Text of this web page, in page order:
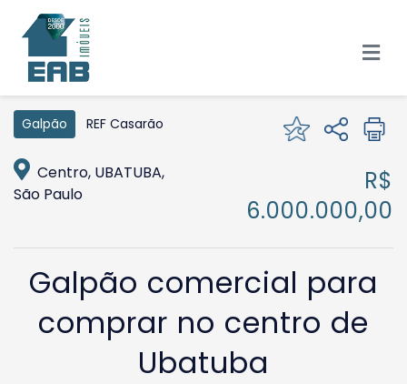
Galpão REF Casarão
Centro, UBATUBA,
São Paulo
R$
6.000.000,00
Galpão comercial para
comprar no centro de
Ubatuba